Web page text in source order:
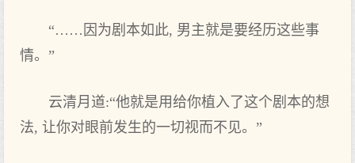
“……因为剧本如此, 男主就是要经历这些事
情。”
云清月道:“他就是用给你植入了这个剧本的想
法, 让你对眼前发生的一切视而不见。”